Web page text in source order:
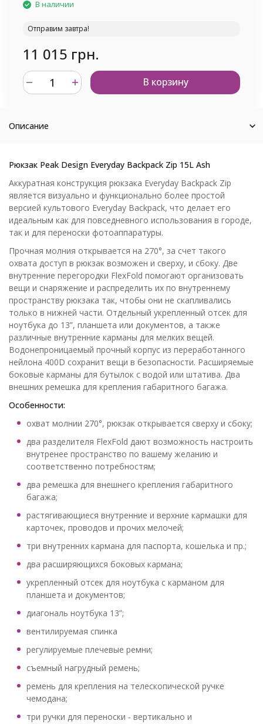
В наличии
Отправим завтра!
11 015 грн.
В корзину
Описание
Рюкзак Peak Design Everyday Backpack Zip 15L Ash
Аккуратная конструкция рюкзака Everyday Backpack Zip
является визуально и функционально более простой
версией культового Everyday Backpack, что делает его
идеальным как для повседневного использования в городе,
так и для переноски фотоаппаратуры.
Прочная молния открывается на 270°, за счет такого
охвата доступ в рюкзак возможен и сверху, и сбоку. Две
внутренние перегородки FlexFold помогают организовать
вещи и снаряжение и распределить их по внутреннему
пространству рюкзака так, чтобы они не скапливались
только в нижней части. Отдельный укрепленный отсек для
ноутбука до 13”, планшета или документов, а также
различные внутренние карманы для мелких вещей.
Водонепроницаемый прочный корпус из переработанного
нейлона 400D сохранит вещи в безопасности. Расширяемые
боковые карманы для бутылок с водой или штатива. Два
внешних ремешка для крепления габаритного багажа.
Особенности:
охват молнии 270°, рюкзак открывается сверху и сбоку;
два разделителя FlexFold дают возможность настроить
внутренее пространство по вашему желанию и
соответственно потребностям;
два ремешка для внешнего крепления габаритного
багажа;
растягивающиеся внутренние и верхние кармашки для
карточек, проводов и прочих мелочей;
три внутренних кармана для паспорта, кошелька и пр.;
два расширяющихся боковых кармана;
укрепленный отсек для ноутбука с карманом для
планшета и документов;
диагональ ноутбука 13”;
вентилируемая спинка
регулируемые плечевые ремни;
съемный нагрудный ремень;
ремень для крепления на телескопической ручке
чемодана;
три ручки для переноски - вертикально и